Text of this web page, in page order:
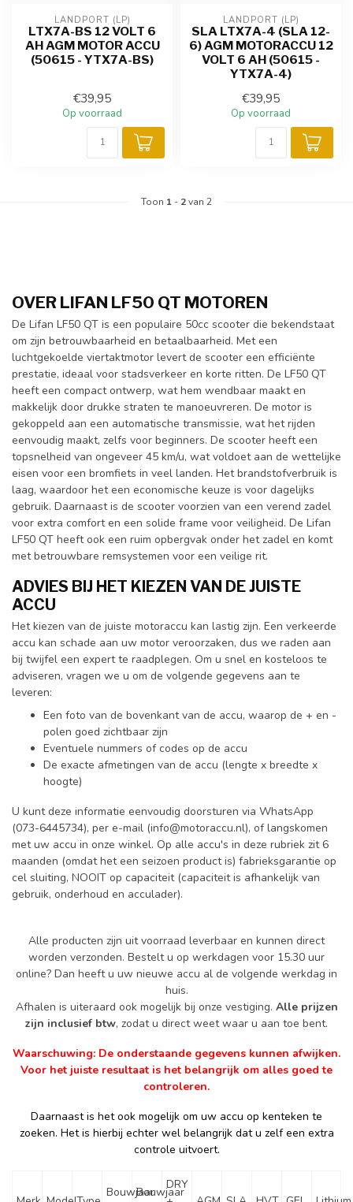
LANDPORT (LP)
LTX7A-BS 12 VOLT 6
AH AGM MOTOR ACCU
(50615 - YTX7A-BS)
€39,95
Op voorraad
LANDPORT (LP)
SLA LTX7A-4 (SLA 12-
6) AGM MOTORACCU 12
VOLT 6 AH (50615 -
YTX7A-4)
€39,95
Op voorraad
Toon 1 - 2van 2
OVER LIFAN LF50 QT MOTOREN
De Lifan LF50 QT is een populaire 50cc scooter die bekendstaat
om zijn betrouwbaarheid en betaalbaarheid. Met een
luchtgekoelde viertaktmotor levert de scooter een efficiënte
prestatie, ideaal voor stadsverkeer en korte ritten. De LF50 QT
heeft een compact ontwerp, wat hem wendbaar maakt en
makkelijk door drukke straten te manoeuvreren. De motor is
gekoppeld aan een automatische transmissie, wat het rijden
eenvoudig maakt, zelfs voor beginners. De scooter heeft een
topsnelheid van ongeveer 45 km/u, wat voldoet aan de wettelijke
eisen voor een bromfiets in veel landen. Het brandstofverbruik is
laag, waardoor het een economische keuze is voor dagelijks
gebruik. Daarnaast is de scooter voorzien van een verend zadel
voor extra comfort en een solide frame voor veiligheid. De Lifan
LF50 QT heeft ook een ruim opbergvak onder het zadel en komt
met betrouwbare remsystemen voor een veilige rit.
ADVIES BIJ HET KIEZEN VAN DE JUISTE
ACCU
Het kiezen van de juiste motoraccu kan lastig zijn. Een verkeerde
accu kan schade aan uw motor veroorzaken, dus we raden aan
bij twijfel een expert te raadplegen. Om u snel en kosteloos te
adviseren, vragen we u om de volgende gegevens aan te
leveren:
Een foto van de bovenkant van de accu, waarop de + en -
polen goed zichtbaar zijn
Eventuele nummers of codes op de accu
De exacte afmetingen van de accu (lengte x breedte x
hoogte)
U kunt deze informatie eenvoudig doorsturen via WhatsApp
(073-6445734), per e-mail (info@motoraccu.nl), of langskomen
met uw accu in onze winkel. Op alle accu's in deze rubriek zit 6
maanden (omdat het een seizoen product is) fabrieksgarantie op
cel sluiting, NOOIT op capaciteit (capaciteit is afhankelijk van
gebruik, onderhoud en acculader).
Alle producten zijn uit voorraad leverbaar en kunnen direct
worden verzonden. Bestelt u op werkdagen voor 15.30 uur
online? Dan heeft u uw nieuwe accu al de volgende werkdag in
huis.
Afhalen is uiteraard ook mogelijk bij onze vestiging. Alle prijzen
zijn inclusief btw, zodat u direct weet waar u aan toe bent.
Waarschuwing: De onderstaande gegevens kunnen afwijken.
Voor het juiste resultaat is het belangrijk om alles goed te
controleren.
Daarnaast is het ook mogelijk om uw accu op kenteken te
zoeken. Het is hierbij echter wel belangrijk dat u zelf een extra
controle uitvoert.
BouwjaarBouwjaar
DRY